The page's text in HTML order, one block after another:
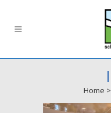
Home >